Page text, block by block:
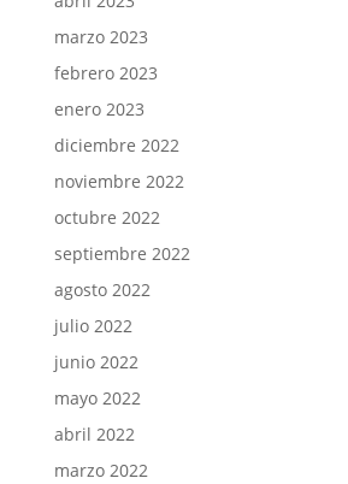
marzo 2023
febrero 2023
enero 2023
diciembre 2022
noviembre 2022
octubre 2022
septiembre 2022
agosto 2022
julio 2022
junio 2022
mayo 2022
abril 2022
marzo 2022